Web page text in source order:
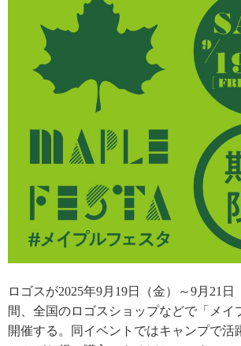
ロゴスが2025年9月19日（金）～9月21日
間、全国のロゴスショップなどで「メイ
開催する。同イベントではキャンプで活